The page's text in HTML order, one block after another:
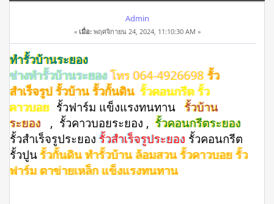
ทนทาน โทร 064-4926698 (อ่าน 10479 ครั้ง)
Admin
« เมื่อ:พฤศจิกายน 24, 2024, 11:10:30 AM »
ทำรั้วบ้านระยอง
ช่างทำรั้วบ้านระยองโทร 064-4926698 รั้ว
สำเร็จรูป รั้วบ้าน รั้วกั้นดิน รั้วคอนกรีต รั้ว
คาวบอย รั้วฟาร์ม แข็งแรงทนทาน รั้วบ้าน
ระยอง
, รั้วคาวบอยระยอง , รั้วคอนกรีตระยอง
รั้วสําเร็จรูประยอง รั้วสำเร็จรูประยอง รั้วคอนกรีต
รั้วปูน รั้วกั้นดิน ทำรั้วบ้าน ล้อมสวน รั้วคาวบอย รั้ว
ฟาร์ม ตาข่ายเหล็ก แข็งแรงทนทาน